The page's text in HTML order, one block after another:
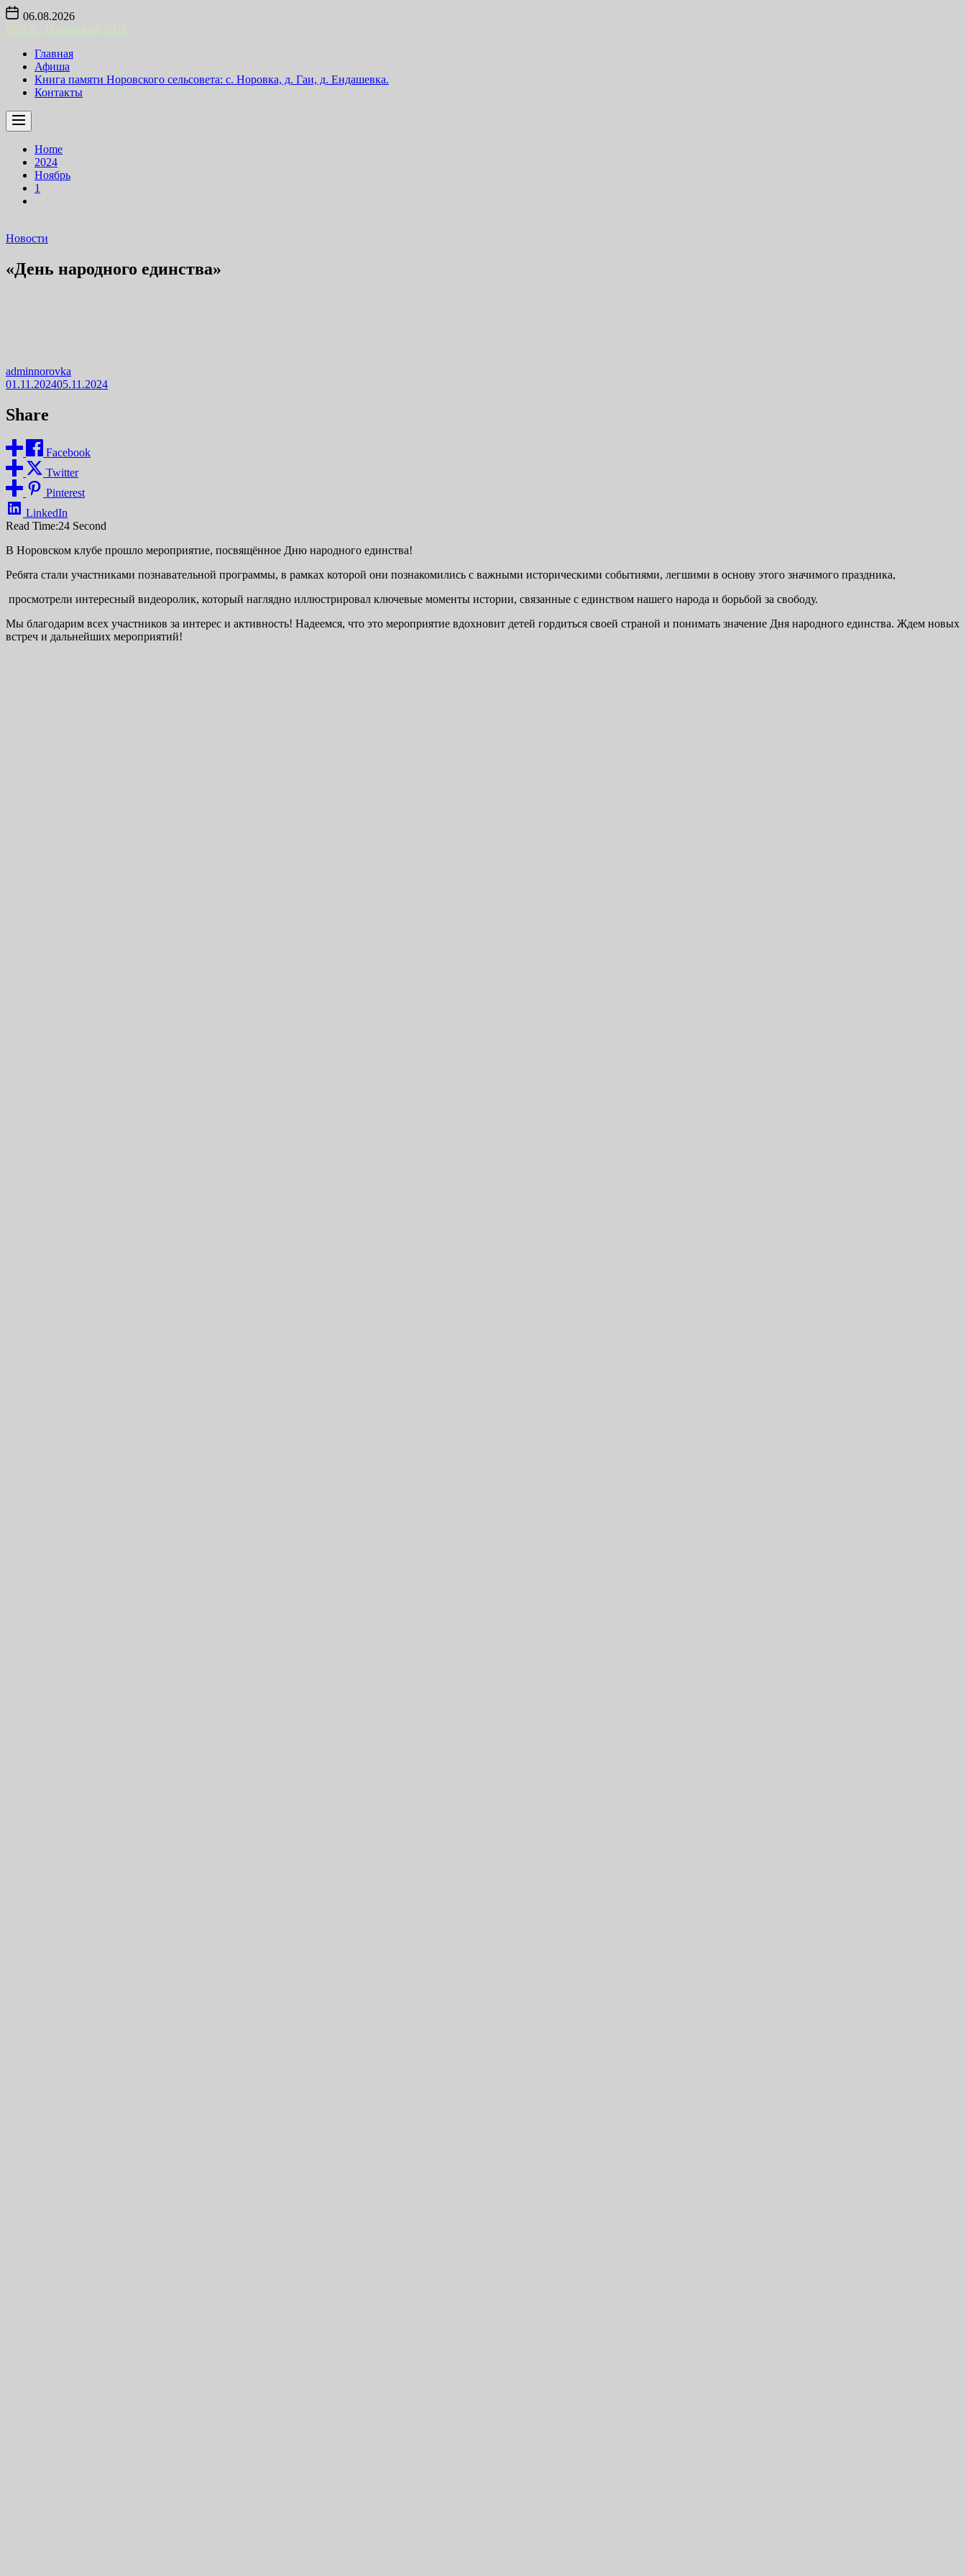
Skip
content
06.08.2026
Главная
Афиша
Книга памяти Норовского сельсовета: с. Норовка, д. Гаи, д. Ендашевка.
Контакты
Home
2024
Ноябрь
1
Новости
«День народного единства»
adminnorovka
01.11.202405.11.2024
Share
Facebook
Twitter
Pinterest
LinkedIn
Read Time:24 Second
В Норовском клубе прошло мероприятие, посвящённое Дню народного единства!
Ребята стали участниками познавательной программы, в рамках которой они познакомились с важными историческими событиями, легшими в основу этого значимого праздника,
просмотрели интересный видеоролик, который наглядно иллюстрировал ключевые моменты истории, связанные с единством нашего народа и борьбой за свободу.
Мы благодарим всех участников за интерес и активность! Надеемся, что это мероприятие вдохновит детей гордиться своей страной и понимать значение Дня народного единства. Ждем новых
встреч и дальнейших мероприятий!